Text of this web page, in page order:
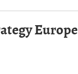
Europe